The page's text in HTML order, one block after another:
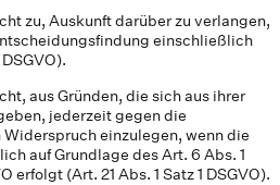
zu, Auskunft darüber zu verlangen,
einschließlich
aus Gründen, die sich aus ihrer
jederzeit gegen die
einzulegen, wenn die
auf Grundlage des Art. 6 Abs. 1
erfolgt (Art. 21 Abs. 1 Satz 1 DSGVO).